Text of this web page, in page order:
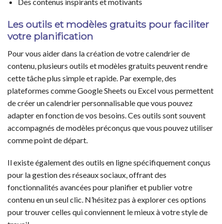
Les outils et modèles gratuits pour faciliter
votre planification
Pour vous aider dans la création de votre calendrier de
contenu, plusieurs outils et modèles gratuits peuvent rendre
cette tâche plus simple et rapide. Par exemple, des
plateformes comme Google Sheets ou Excel vous permettent
de créer un calendrier personnalisable que vous pouvez
adapter en fonction de vos besoins. Ces outils sont souvent
accompagnés de modèles préconçus que vous pouvez utiliser
comme point de départ.
Il existe également des outils en ligne spécifiquement conçus
pour la gestion des réseaux sociaux, offrant des
fonctionnalités avancées pour planifier et publier votre
contenu en un seul clic. N’hésitez pas à explorer ces options
pour trouver celles qui conviennent le mieux à votre style de